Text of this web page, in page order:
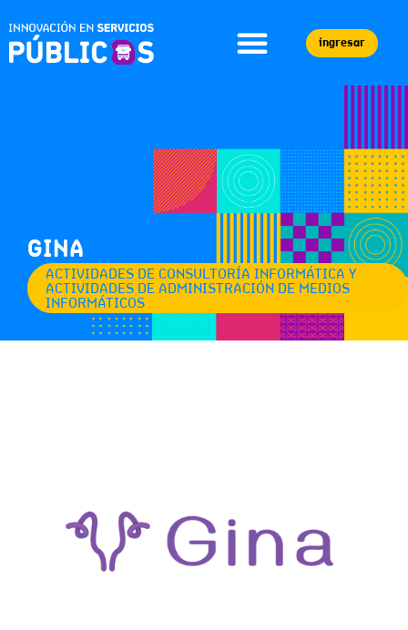
ingresar
GINA
ACTIVIDADES DE CONSULTORÍA INFORMÁTICA Y
ACTIVIDADES DE ADMINISTRACIÓN DE MEDIOS
INFORMÁTICOS